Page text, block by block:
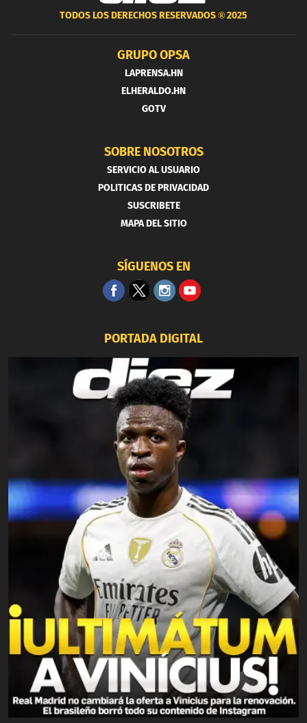
TODOS LOS DERECHOS RESERVADOS ®2025
GRUPO OPSA
LAPRENSA.HN
ELHERALDO.HN
GOTV
SOBRE NOSOTROS
SERVICIO AL USUARIO
POLITICAS DE PRIVACIDAD
SUSCRIBETE
MAPA DEL SITIO
SÍGUENOS EN
PORTADA DIGITAL